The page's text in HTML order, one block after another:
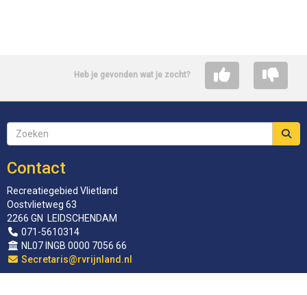
Heb je gevonden wat je zocht?
Contact
Recreatiegebied Vlietland
Oostvlietweg 63
2266 GN LEIDSCHENDAM
071-5610314
NL07 INGB 0000 7056 66
siraterceS@rvrijnland.nl